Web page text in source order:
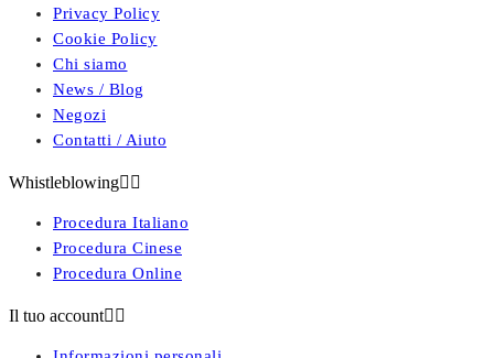
Privacy Policy
Cookie Policy
Chi siamo
News / Blog
Negozi
Contatti / Aiuto
Whistleblowing 
Procedura Italiano
Procedura Cinese
Procedura Online
Il tuo account 